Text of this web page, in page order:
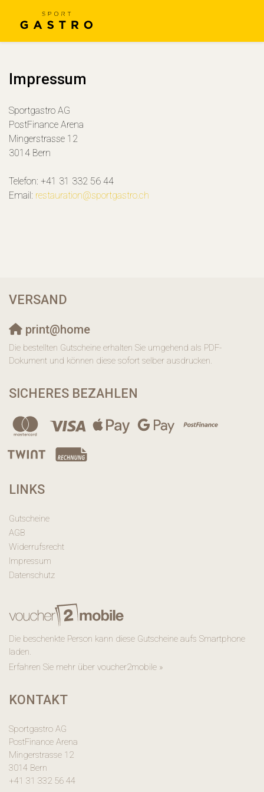
Impressum
Sportgastro AG
PostFinance Arena
Mingerstrasse 12
3014 Bern
Telefon: +41 31 332 56 44
Email: restauration@sportgastro.ch
VERSAND
print@home
Die bestellten Gutscheine erhalten Sie umgehend als PDF-
Dokument und können diese sofort selber ausdrucken.
SICHERES BEZAHLEN
LINKS
Gutscheine
AGB
Widerrufsrecht
Impressum
Datenschutz
Die beschenkte Person kann diese Gutscheine aufs Smartphone
laden.
Erfahren Sie mehr über voucher2mobile »
KONTAKT
Sportgastro AG
PostFinance Arena
Mingerstrasse 12
3014 Bern
+41 31 332 56 44